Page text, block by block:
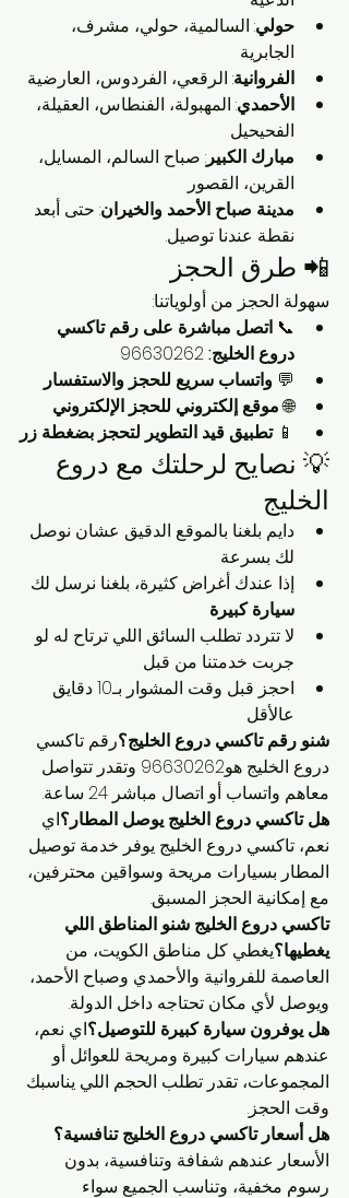
حولي: السالمية، حولي، مشرف،
الجابرية
الفروانية: الرقعي، الفردوس، العارضية
الأحمدي: المهبولة، الفنطاس، العقيلة،
الفحيحيل
مبارك الكبير: صباح السالم، المسايل،
القرين، القصور
مدينة صباح الأحمد والخيران: حتى أبعد
نقطة عندنا توصيل.
📲 طرق الحجز
سهولة الحجز من أولوياتنا:
📞 اتصل مباشرة على رقم تاكسي
دروع الخليج: 96630262
💬 واتساب سريع للحجز والاستفسار
🌐 موقع إلكتروني للحجز الإلكتروني
📱 تطبيق قيد التطوير لتحجز بضغطة زر
💡 نصايح لرحلتك مع دروع
الخليج
دايم بلغنا بالموقع الدقيق عشان نوصل
لك بسرعة
إذا عندك أغراض كثيرة، بلغنا نرسل لك
سيارة كبيرة
لا تتردد تطلب السائق اللي ترتاح له لو
جربت خدمتنا من قبل
احجز قبل وقت المشوار بـ10 دقايق
عالأقل
شنو رقم تاكسي دروع الخليج؟رقم تاكسي
دروع الخليج هو96630262 وتقدر تتواصل
معاهم واتساب أو اتصال مباشر 24 ساعة.
هل تاكسي دروع الخليج يوصل المطار؟اي
نعم، تاكسي دروع الخليج يوفر خدمة توصيل
المطار بسيارات مريحة وسواقين محترفين،
مع إمكانية الحجز المسبق.
تاكسي دروع الخليج شنو المناطق اللي
يغطيها؟يغطي كل مناطق الكويت، من
العاصمة للفروانية والأحمدي وصباح الأحمد،
ويوصل لأي مكان تحتاجه داخل الدولة.
هل يوفرون سيارة كبيرة للتوصيل؟اي نعم،
عندهم سيارات كبيرة ومريحة للعوائل أو
المجموعات، تقدر تطلب الحجم اللي يناسبك
وقت الحجز.
هل أسعار تاكسي دروع الخليج تنافسية؟
الأسعار عندهم شفافة وتنافسية، بدون
رسوم مخفية، وتناسب الجميع سواء